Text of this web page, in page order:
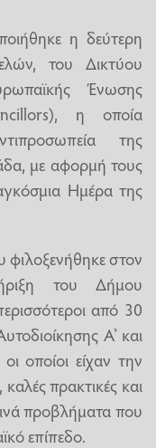
η δεύτερη
του Δικτύου
Ένωσης
η οποία
της
με αφορμή τους
Ημέρα της
φιλοξενήθηκε στον
του Δήμου
από 30
Α’ και
οποίοι είχαν την
πρακτικές και
προβλήματα που
επίπεδο.